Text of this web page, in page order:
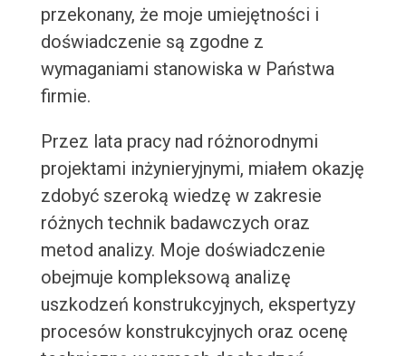
przekonany, że moje umiejętności i
doświadczenie są zgodne z
wymaganiami stanowiska w Państwa
firmie.
Przez lata pracy nad różnorodnymi
projektami inżynieryjnymi, miałem okazję
zdobyć szeroką wiedzę w zakresie
różnych technik badawczych oraz
metod analizy. Moje doświadczenie
obejmuje kompleksową analizę
uszkodzeń konstrukcyjnych, ekspertyzy
procesów konstrukcyjnych oraz ocenę